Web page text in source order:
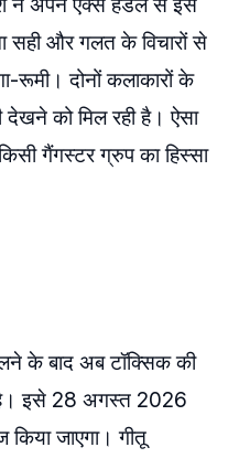
सही और गलत के विचारों से
रूमी। दोनों कलाकारों के
को मिल रही है। ऐसा
गैंगस्टर ग्रुप का हिस्सा
के बाद अब टॉक्सिक की
इसे 28 अगस्त 2026
किया जाएगा। गीतू